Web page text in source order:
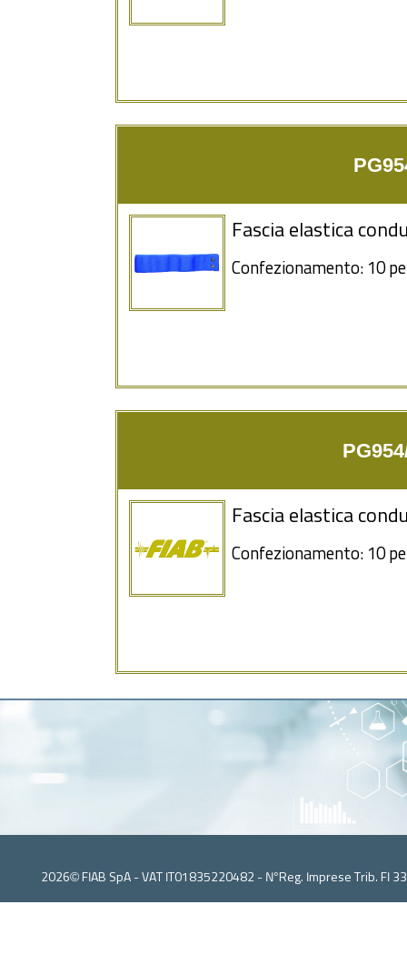
Fascia elastica
Confezionamento: 10
Fascia elastica
Confezionamento: 10
2026© FIAB SpA - VAT IT01835220482 - N°Reg. Imprese Trib. FI